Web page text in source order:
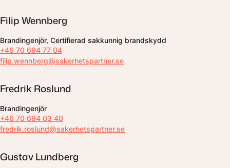
Filip Wennberg
Brandingenjör, Certifierad sakkunnig brandskydd
+46 70 694 77 04
filip.wennberg@sakerhetspartner.se
Fredrik Roslund
Brandingenjör
+46 70 694 03 40
fredrik.roslund@sakerhetspartner.se
Gustav Lundberg